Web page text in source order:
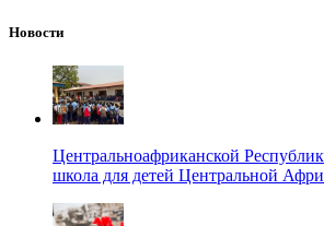
Новости
Центральноафриканской
школа для детей Центральной